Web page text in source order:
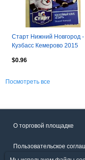
Старт Нижний Новгород -
Кузбасс Кемерово 2015
$0.96
Посмотреть все
О торговой площадке
Пользовательское